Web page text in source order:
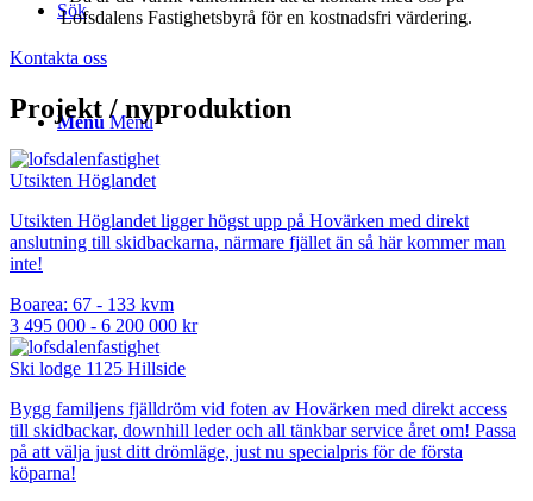
Sök
Menu Menu
Lofsdalens Fastighetsbyrå för en kostnadsfri värdering.
Kontakta oss
Projekt / nyproduktion
Utsikten Höglandet
Utsikten Höglandet ligger högst upp på Hovärken med direkt
anslutning till skidbackarna, närmare fjället än så här kommer man
inte!
Boarea: 67 - 133 kvm
3 495 000 - 6 200 000 kr
Ski lodge 1125 Hillside
Bygg familjens fjälldröm vid foten av Hovärken med direkt access
till skidbackar, downhill leder och all tänkbar service året om! Passa
på att välja just ditt drömläge, just nu specialpris för de första
köparna!